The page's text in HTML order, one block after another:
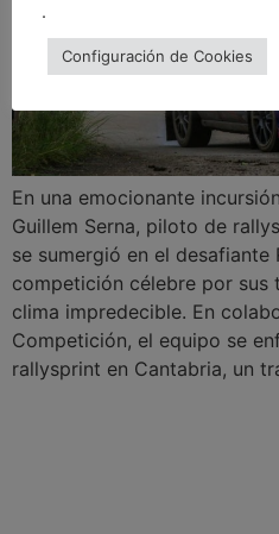
En una emocionante
Guillem Serna, piloto de
se sumergió en el desafiante
competición célebre por sus
clima impredecible. En
Competición, el equipo se
rallysprint en Cantabria, un
.
Configuración de Cookies